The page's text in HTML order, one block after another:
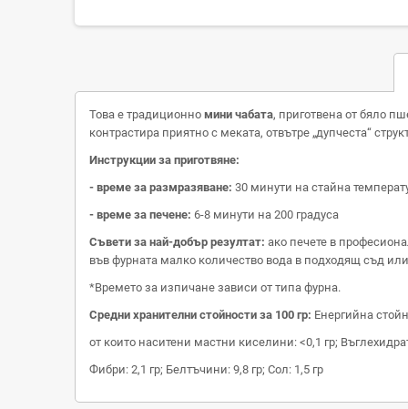
Това е традиционно мини чабата, приготвена от бяло
контрастира приятно с меката, отвътре „дупчеста“
Инструкции за приготвяне:
- време за размразяване: 30 минути на стайна
- време за печене: 6-8 минути на 200 градуса
Съвети за най-добър резултат: ако печете в
във фурната малко количество вода в подходящ съд
*Времето за изпичане зависи от типа фурна.
Средни хранителни стойности за 100 гр: Енергийна
от които наситени мастни киселини: <0,1 гр;
Фибри: 2,1 гр; Белтъчини: 9,8 гр; Сол: 1,5 гр